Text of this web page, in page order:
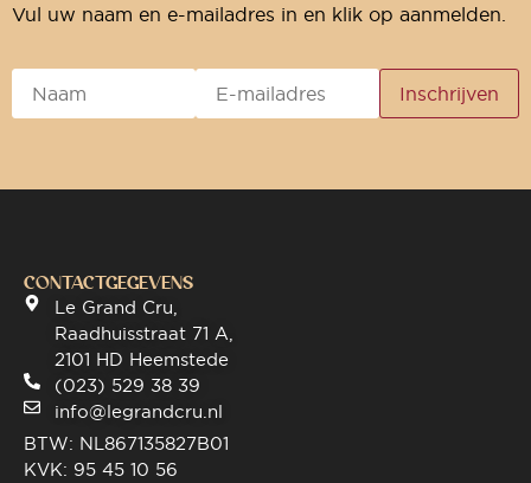
Vul uw naam en e-mailadres in en klik op aanmelden.
CONTACTGEGEVENS
Le Grand Cru,
Raadhuisstraat 71 A,
2101 HD Heemstede
(023) 529 38 39
info@legrandcru.nl
BTW: NL867135827B01
KVK: 95 45 10 56